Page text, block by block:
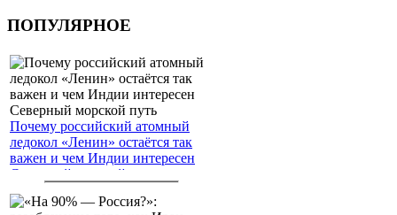
ПОПУЛЯРНОЕ
Почему российский атомный
ледокол «Ленин» остаётся так
важен и чем Индии интересен
Северный морской путь